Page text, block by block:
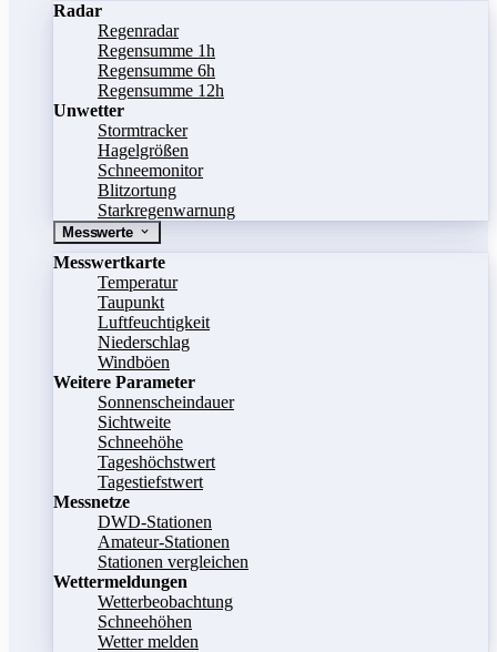
Radar
Regenradar
Regensumme 1h
Regensumme 6h
Regensumme 12h
Unwetter
Stormtracker
Hagelgrößen
Schneemonitor
Blitzortung
Starkregenwarnung
Messwerte
Messwertkarte
Temperatur
Taupunkt
Luftfeuchtigkeit
Niederschlag
Windböen
Weitere Parameter
Sonnenscheindauer
Sichtweite
Schneehöhe
Tageshöchstwert
Tagestiefstwert
Messnetze
DWD-Stationen
Amateur-Stationen
Stationen vergleichen
Wettermeldungen
Wetterbeobachtung
Schneehöhen
Wetter melden